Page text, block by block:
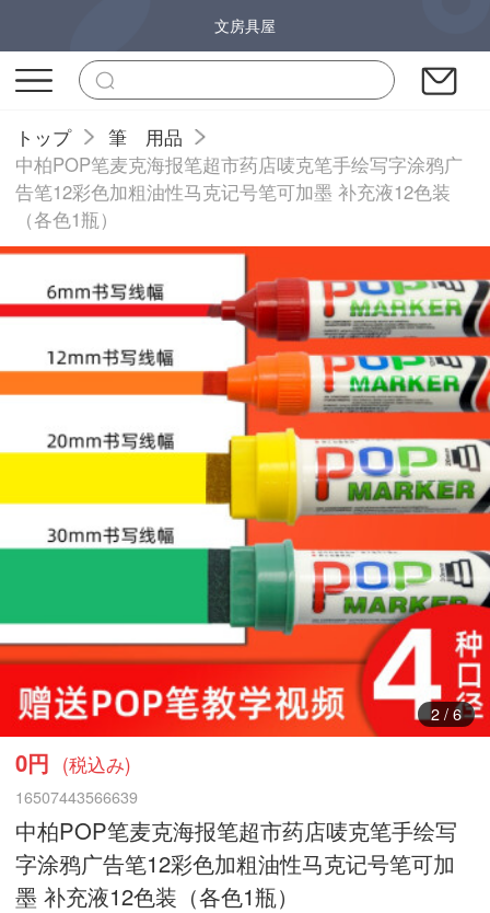
文房具屋
トップ
筆 用品
中柏POP笔麦克海报笔超市药店唛克笔手绘写字涂鸦广
告笔12彩色加粗油性马克记号笔可加墨 补充液12色装
（各色1瓶）
3/ 6
0円 (税込み)
16507443566639
中柏POP笔麦克海报笔超市药店唛克笔手绘写
字涂鸦广告笔12彩色加粗油性马克记号笔可加
墨 补充液12色装（各色1瓶）